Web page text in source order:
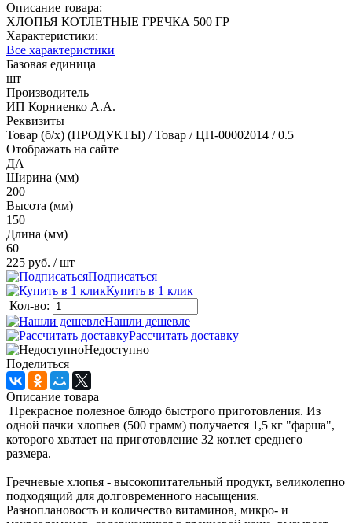
Описание товара:
ХЛОПЬЯ КОТЛЕТНЫЕ ГРЕЧКА 500 ГР
Характеристики:
Все характеристики
Базовая единица
шт
Производитель
ИП Корниенко А.А.
Реквизиты
Товар (б/х) (ПРОДУКТЫ) / Товар / ЦП-00002014 / 0.5
Отображать на сайте
ДА
Ширина (мм)
200
Высота (мм)
150
Длина (мм)
60
225 руб. / шт
Подписаться
Купить в 1 клик
Кол-во:
Нашли дешевле
Рассчитать доставку
Недоступно
Поделиться
Описание товара
Прекрасное полезное блюдо быстрого приготовления. Из
одной пачки хлопьев (500 грамм) получается 1,5 кг "фарша",
которого хватает на приготовление 32 котлет среднего
размера.
Гречневые хлопья - высокопитательный продукт, великолепно
подходящий для долговременного насыщения.
Разноплановость и количество витаминов, микро- и